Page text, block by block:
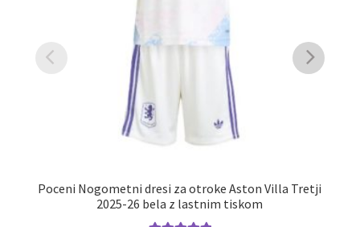
Poceni Nogometni dresi za otroke Aston Villa Tretji
2025-26 bela z lastnim tiskom